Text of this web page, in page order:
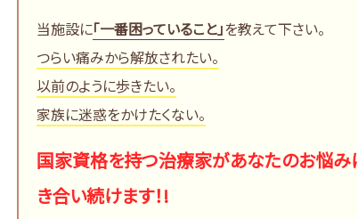
当施設に「一番困っていること」を教えて下さい。
つらい痛みから解放されたい。
以前のように歩きたい。
家族に迷惑をかけたくない。
国家資格を持つ治療家があなたのお悩み
き合い続けます！!